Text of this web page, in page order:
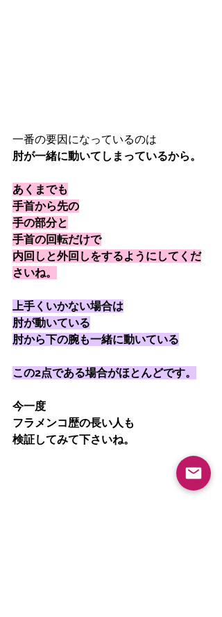
一番の要因になっているのは
肘が一緒に動いてしまっているから。
あくまでも
手首から先の
手の部分と
手首の回転だけで
内回しと外回しをするようにしてくだ
さいね。
上手くいかない場合は
肘が動いている
肘から下の腕も一緒に動いている
この2点である場合がほとんどです。
今一度
フラメンコ歴の長い人も
検証してみて下さいね。